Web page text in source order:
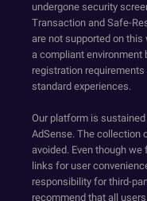
undergone security
Transaction and Safe-
are not supported on
a compliant environment
registration
standard experiences.
Our platform is
AdSense. The collection
avoided. Even though
links for user
responsibility for third-
recommend that all